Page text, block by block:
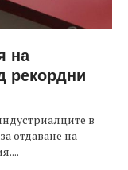
на
рекордни
в
отдаване на